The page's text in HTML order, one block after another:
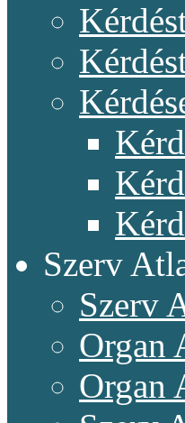
Szerv
Szerv
Organ
Organ